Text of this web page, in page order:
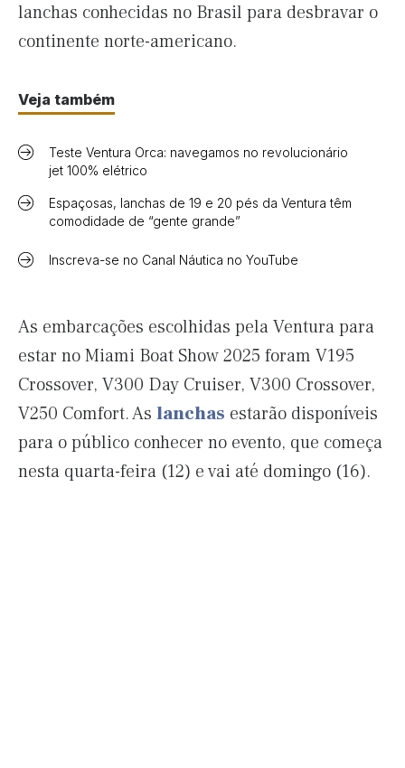
lanchas conhecidas no Brasil para desbravar o
continente norte-americano.
Veja também
Teste Ventura Orca: navegamos no revolucionário
jet 100% elétrico
Espaçosas, lanchas de 19 e 20 pés da Ventura têm
comodidade de “gente grande”
Inscreva-se no Canal Náutica no YouTube
As embarcações escolhidas pela Ventura para
estar no Miami Boat Show 2025 foram V195
Crossover, V300 Day Cruiser, V300 Crossover,
V250 Comfort. As lanchas estarão disponíveis
para o público conhecer no evento, que começa
nesta quarta-feira (12) e vai até domingo (16).